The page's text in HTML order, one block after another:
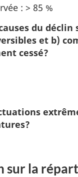
: > 85 %
du déclin
et b)
cessé?
sur la